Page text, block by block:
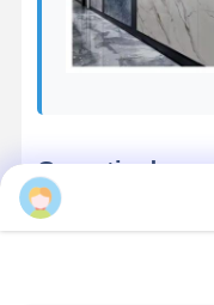
Garantia da
Damos as boas-